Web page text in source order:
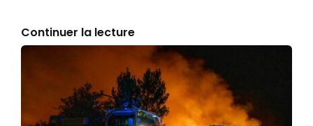
Continuer la lecture